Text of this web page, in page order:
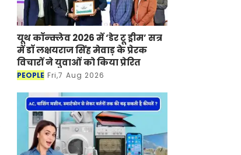
यूथ कॉन्क्लेव 2026 में ‘डेर टू ड्रीम’ सत्र
में डॉ लक्षयराज सिंह मेवाड़ के प्रेरक
विचारों ने युवाओं को किया प्रेरित
PEOPLE Fri,7 Aug 2026